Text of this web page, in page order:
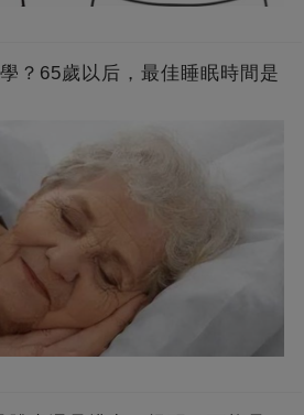
？65歲以后，最佳睡眠時間是